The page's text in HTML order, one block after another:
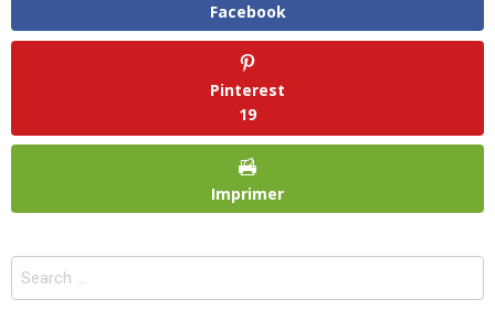
Facebook
Pinterest
19
Imprimer
Search